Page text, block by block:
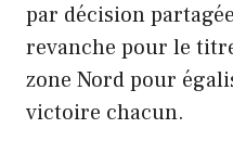
par décision
revanche pour le
zone Nord pour
victoire chacun.